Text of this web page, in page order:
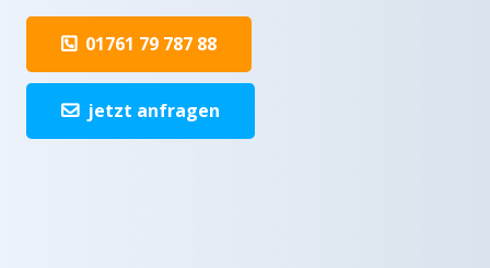
01761 79 787 88
jetzt anfragen